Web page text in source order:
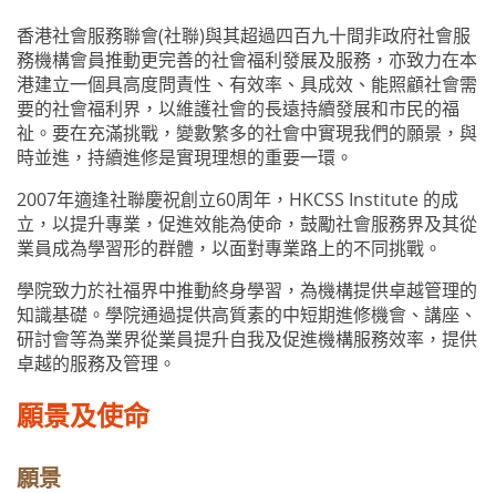
香港社會服務聯會(社聯)與其超過四百九十間非政府社會服
務機構會員推動更完善的社會福利發展及服務，亦致力在本
港建立一個具高度問責性、有效率、具成效、能照顧社會需
要的社會福利界，以維護社會的長遠持續發展和市民的福
祉。要在充滿挑戰，變數繁多的社會中實現我們的願景，與
時並進，持續進修是實現理想的重要一環。
2007年適逢社聯慶祝創立60周年，HKCSS Institute 的成
立，以提升專業，促進效能為使命，鼓勵社會服務界及其從
業員成為學習形的群體，以面對專業路上的不同挑戰。
學院致力於社福界中推動終身學習，為機構提供卓越管理的
知識基礎。學院通過提供高質素的中短期進修機會、講座、
研討會等為業界從業員提升自我及促進機構服務效率，提供
卓越的服務及管理。
願景及使命
願景